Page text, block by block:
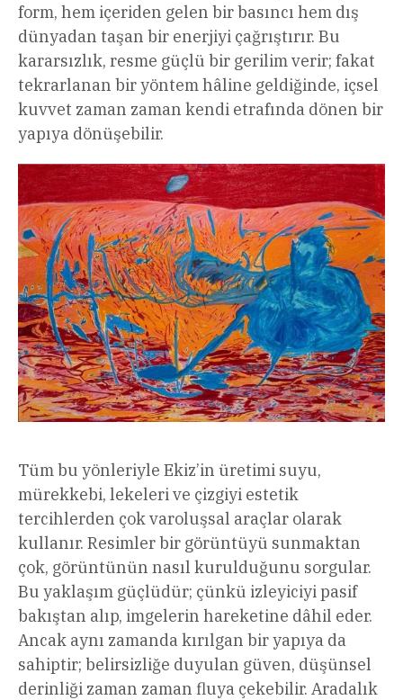
form, hem içeriden gelen bir basıncı hem dış
dünyadan taşan bir enerjiyi çağrıştırır. Bu
kararsızlık, resme güçlü bir gerilim verir; fakat
tekrarlanan bir yöntem hâline geldiğinde, içsel
kuvvet zaman zaman kendi etrafında dönen bir
yapıya dönüşebilir.
Tüm bu yönleriyle Ekiz’in üretimi suyu,
mürekkebi, lekeleri ve çizgiyi estetik
tercihlerden çok varoluşsal araçlar olarak
kullanır. Resimler bir görüntüyü sunmaktan
çok, görüntünün nasıl kurulduğunu sorgular.
Bu yaklaşım güçlüdür; çünkü izleyiciyi pasif
bakıştan alıp, imgelerin hareketine dâhil eder.
Ancak aynı zamanda kırılgan bir yapıya da
sahiptir; belirsizliğe duyulan güven, düşünsel
derinliği zaman zaman fluya çekebilir. Aradalık